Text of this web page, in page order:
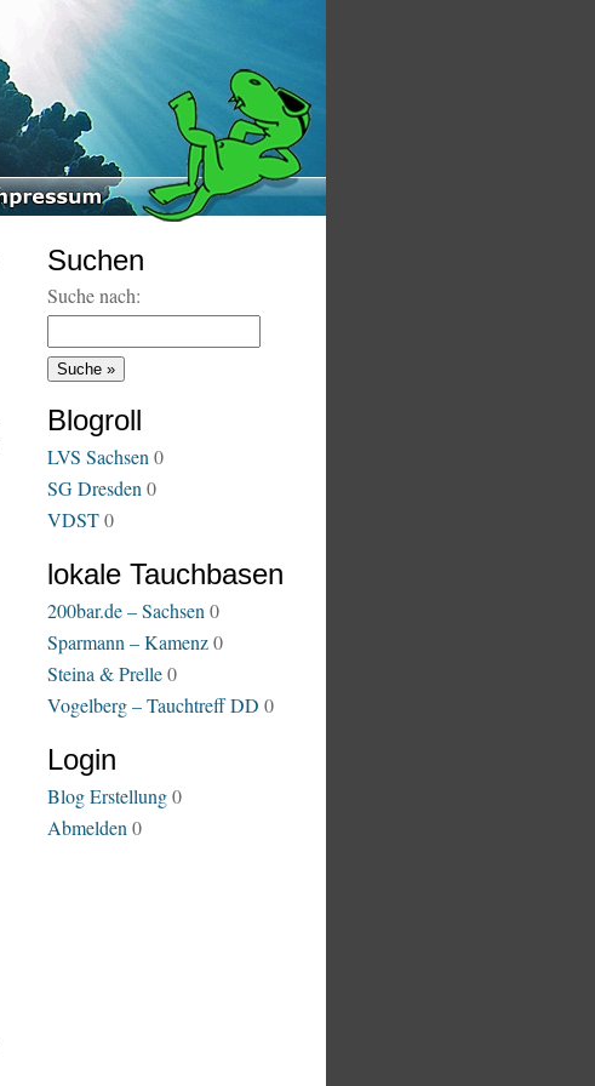
Suchen
Suche nach:
Blogroll
LVS Sachsen 0
SG Dresden 0
VDST0
lokale Tauchbasen
200bar.de – Sachsen 0
Sparmann – Kamenz0
Steina & Prelle0
Vogelberg – Tauchtreff DD 0
Login
Blog Erstellung0
Abmelden 0